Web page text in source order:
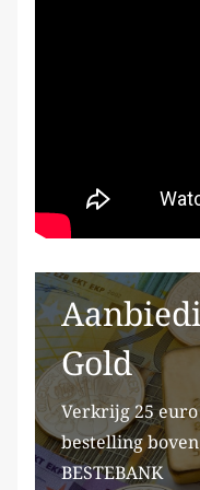
Gold
Verkrijg 25
bestelling
BESTEBANK